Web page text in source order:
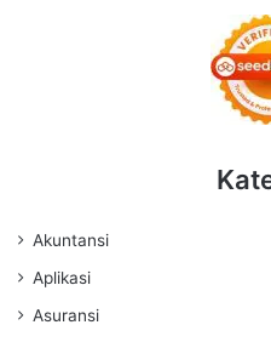
Akuntansi
Aplikasi
Asuransi